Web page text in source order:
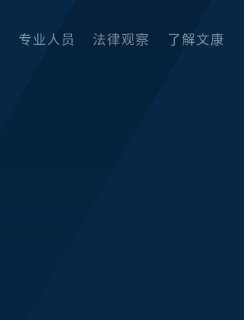
专业人员 法律观察 了解文康